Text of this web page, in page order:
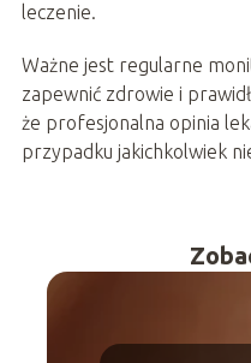
leczenie.
Ważne jest regularne
zapewnić zdrowie i
że profesjonalna opinia
przypadku jakichkolwiek